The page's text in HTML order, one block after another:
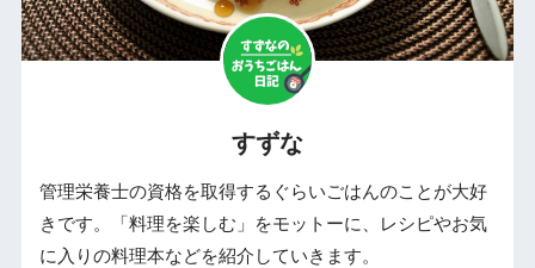
すずな
管理栄養士の資格を取得するぐらいごはんのことが大好
きです。「料理を楽しむ」をモットーに、レシピやお気
に入りの料理本などを紹介していきます。